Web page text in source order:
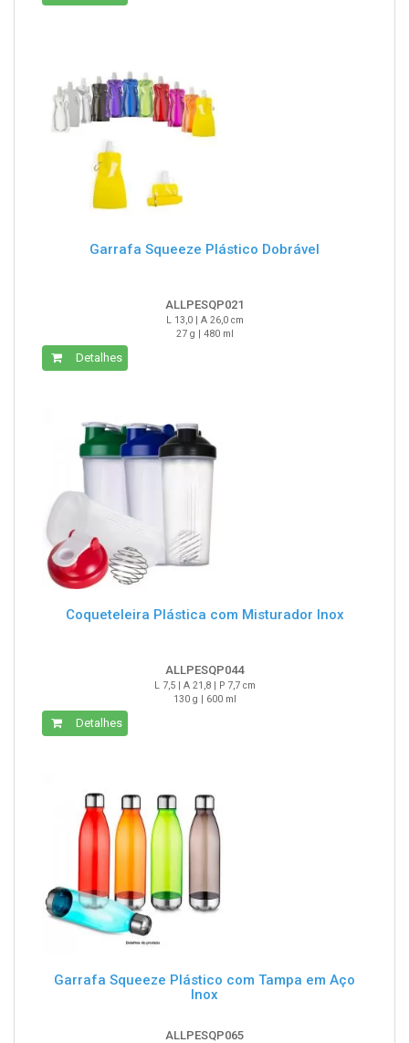
Garrafa Squeeze Plástico Dobrável
ALLPESQP021
L 13,0 | A 26,0 cm
27 g | 480 ml
Detalhes
Coqueteleira Plástica com Misturador Inox
ALLPESQP044
L 7,5 | A 21,8 | P 7,7 cm
130 g | 600 ml
Detalhes
Garrafa Squeeze Plástico com Tampa em Aço
Inox
ALLPESQP065